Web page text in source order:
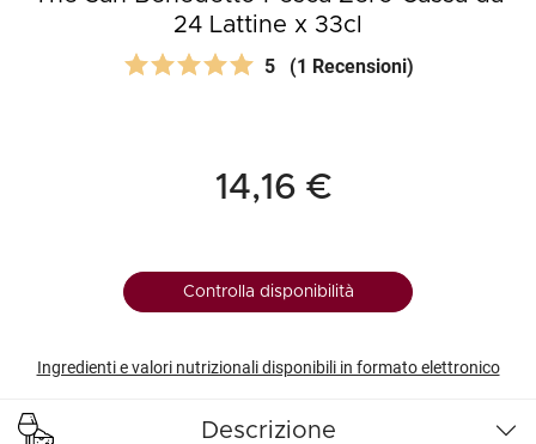
24 Lattine x 33cl
5 (1 Recensioni)
14,16 €
Controlla disponibilità
Ingredienti e valori nutrizionali disponibili in formato elettronico
Descrizione